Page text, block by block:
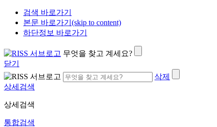
검색 바로가기
본문 바로가기(skip to content)
하단정보 바로가기
무엇을 찾고 계세요?
닫기
삭제
상세검색
상세검색
통합검색